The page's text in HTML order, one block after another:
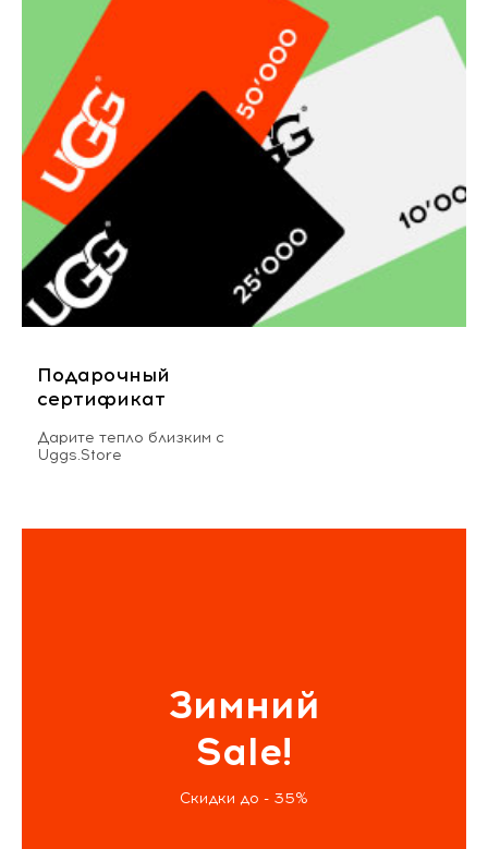
Подарочный
сертификат
Дарите тепло близким с
Uggs.Store
Зимний
Sale!
Скидки до - 35%